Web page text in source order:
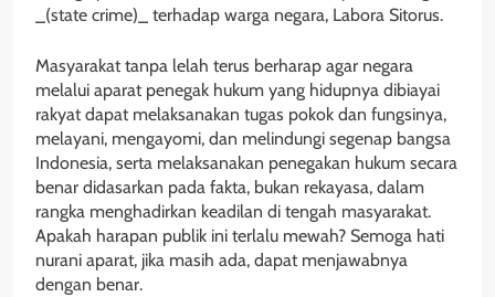
_(state crime)_ terhadap warga negara, Labora Sitorus.
Masyarakat tanpa lelah terus berharap agar negara
melalui aparat penegak hukum yang hidupnya dibiayai
rakyat dapat melaksanakan tugas pokok dan fungsinya,
melayani, mengayomi, dan melindungi segenap bangsa
Indonesia, serta melaksanakan penegakan hukum secara
benar didasarkan pada fakta, bukan rekayasa, dalam
rangka menghadirkan keadilan di tengah masyarakat.
Apakah harapan publik ini terlalu mewah? Semoga hati
nurani aparat, jika masih ada, dapat menjawabnya
dengan benar.